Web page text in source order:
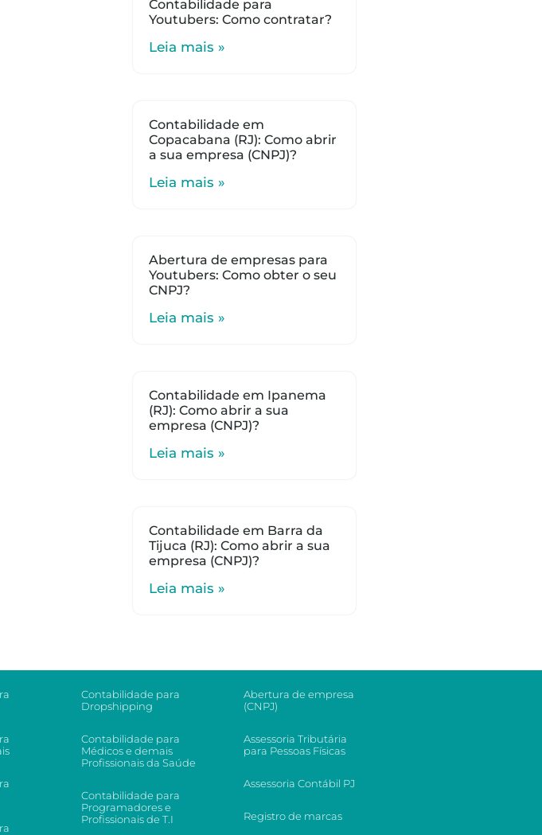
Contabilidade para
Youtubers: Como contratar?
Leia mais »
Contabilidade em
Copacabana (RJ): Como abrir
a sua empresa (CNPJ)?
Leia mais »
Abertura de empresas para
Youtubers: Como obter o seu
CNPJ?
Leia mais »
Contabilidade em Ipanema
(RJ): Como abrir a sua
empresa (CNPJ)?
Leia mais »
Contabilidade em Barra da
Tijuca (RJ): Como abrir a sua
empresa (CNPJ)?
Leia mais »
Contabilidade para
Dropshipping
Contabilidade para
Médicos e demais
Profissionais da Saúde
Contabilidade para
Programadores e
Profissionais de T.I
Abertura de empresa
(CNPJ)
Assessoria Tributária
para Pessoas Físicas
Assessoria Contábil PJ
Registro de marcas